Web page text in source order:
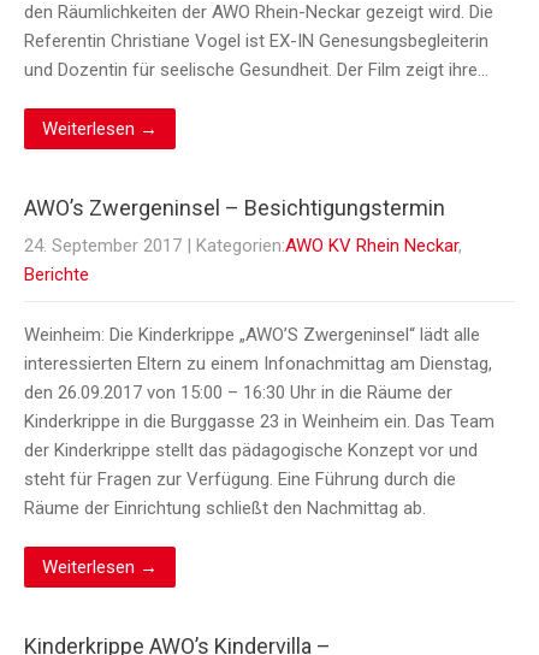
den Räumlichkeiten der AWO Rhein-Neckar gezeigt wird. Die
Referentin Christiane Vogel ist EX-IN Genesungsbegleiterin
und Dozentin für seelische Gesundheit. Der Film zeigt ihre…
Weiterlesen →
AWO’s Zwergeninsel – Besichtigungstermin
24. September 2017 | Kategorien:AWO KV Rhein Neckar,
Berichte
Weinheim: Die Kinderkrippe „AWO’S Zwergeninsel“ lädt alle
interessierten Eltern zu einem Infonachmittag am Dienstag,
den 26.09.2017 von 15:00 – 16:30 Uhr in die Räume der
Kinderkrippe in die Burggasse 23 in Weinheim ein. Das Team
der Kinderkrippe stellt das pädagogische Konzept vor und
steht für Fragen zur Verfügung. Eine Führung durch die
Räume der Einrichtung schließt den Nachmittag ab.
Weiterlesen →
Kinderkrippe AWO’s Kindervilla –